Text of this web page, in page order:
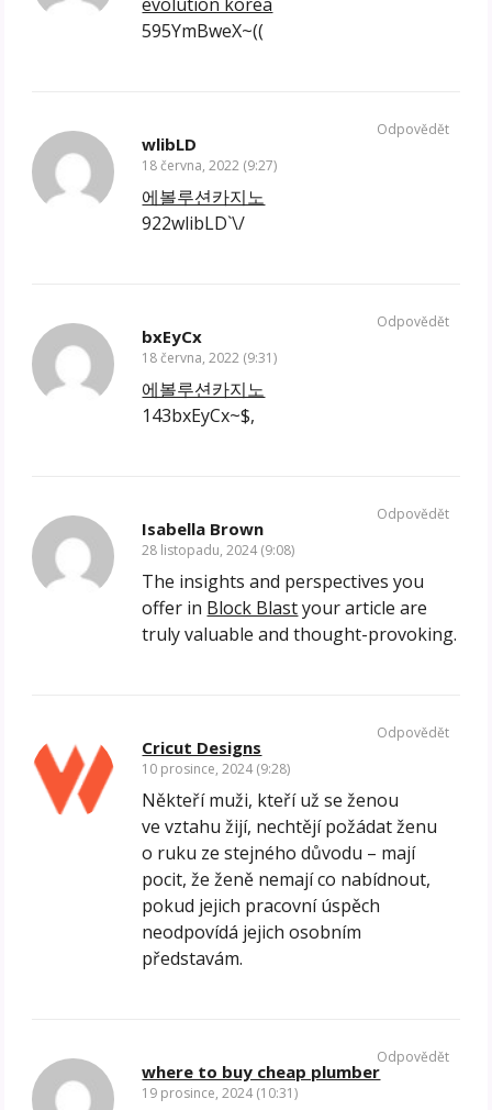
595YmBweX~((
wlibLD
18 června, 2022 (9:27)
에볼루션카지노
922wlibLD`\/
Odpovědět
bxEyCx
18 června, 2022 (9:31)
에볼루션카지노
143bxEyCx~$,
Odpovědět
Isabella Brown
28 listopadu, 2024 (9:08)
The insights and perspectives you
offer in Block Blastyour article are
truly valuable and thought-provoking.
Odpovědět
Cricut Designs
10 prosince, 2024 (9:28)
Někteří muži, kteří už se ženou
ve vztahu žijí, nechtějí požádat ženu
o ruku ze stejného důvodu – mají
pocit, že ženě nemají co nabídnout,
pokud jejich pracovní úspěch
neodpovídá jejich osobním
představám.
Odpovědět
where to buy cheap plumber
19 prosince, 2024 (10:31)
Odpovědět